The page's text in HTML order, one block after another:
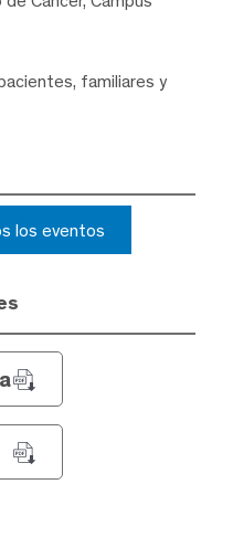
familiares y
los eventos